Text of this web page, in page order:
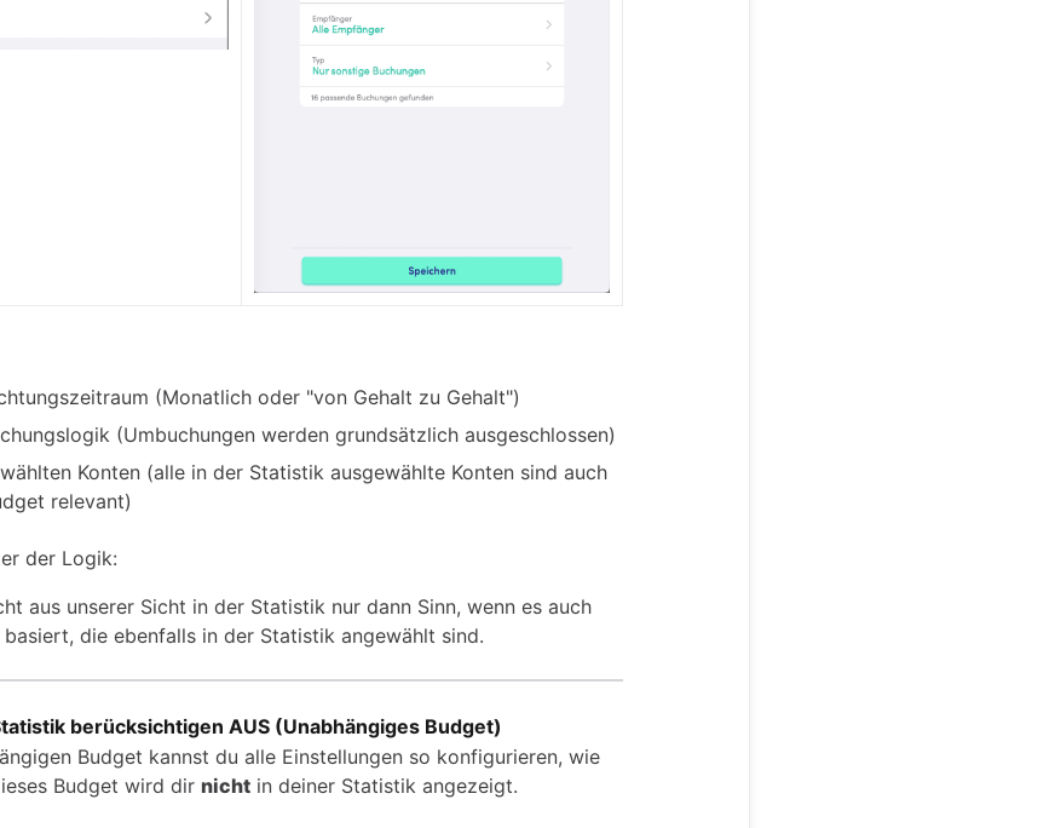
(Monatlich oder "von Gehalt zu Gehalt")
(Umbuchungen werden grundsätzlich ausgeschlossen)
Konten (alle in der Statistik ausgewählte Konten sind auch
relevant)
der Logik:
aus unserer Sicht in der Statistik nur dann Sinn, wenn es auch
die ebenfalls in der Statistik angewählt sind.
berücksichtigen AUS (Unabhängiges Budget)
Budget kannst du alle Einstellungen so konfigurieren, wie
Budget wird dir nicht in deiner Statistik angezeigt.